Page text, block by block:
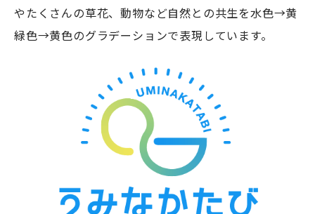
海の中道青少年海の家
金印ドック
中西食堂
やたくさんの草花、動物など自然との共生を水色→黄
緑色→黄色のグラデーションで表現しています。